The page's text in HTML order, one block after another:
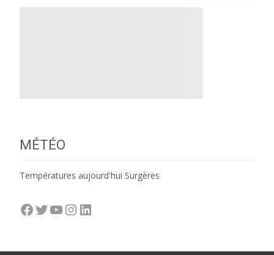
MÉTÉO
Températures aujourd'hui Surgères
Facebook
Twitter
YouTube
Instagram
LinkedIn